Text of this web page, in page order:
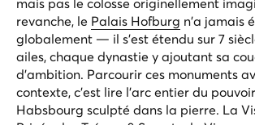
revanche, le Palais Hofburg n'a jamais
globalement — il s'est étendu sur 7
ailes, chaque dynastie y ajoutant sa
d'ambition. Parcourir ces monuments
contexte, c'est lire l'arc entier du
Habsbourg sculpté dans la pierre. La